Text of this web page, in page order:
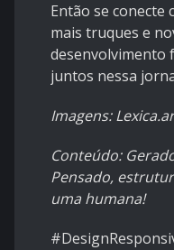
Então se conecte
mais truques e
desenvolvimento
juntos nessa
Imagens:
Conteúdo:
Pensado,
uma humana!